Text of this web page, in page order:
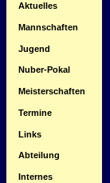
Aktuelles
Mannschaften
Jugend
Nuber-Pokal
Meisterschaften
Termine
Links
Abteilung
Internes